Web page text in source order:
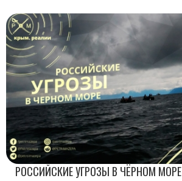
РОССИЙСКИЕ УГРОЗЫ В ЧЁРНОМ МОРЕ